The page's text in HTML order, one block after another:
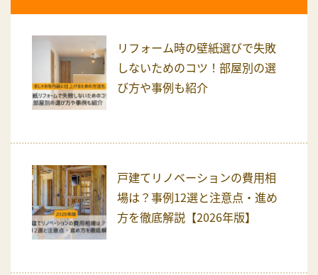
リフォーム時の壁紙選びで失敗
しないためのコツ！部屋別の選
び方や事例も紹介
戸建てリノベーションの費用相
場は？事例12選と注意点・進め
方を徹底解説【2026年版】